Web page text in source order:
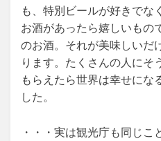
も、特別ビールが好きでな
お酒があったら嬉しいもの
のお酒。それが美味しいだ
ります。たくさんの人にそ
もらえたら世界は幸せにな
した。
・・・実は観光庁も同じ